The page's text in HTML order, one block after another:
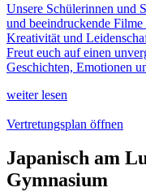
Unsere Schülerinnen und
und beeindruckende
Kreativität und
Freut euch auf einen
Geschichten, Emotionen
weiter lesen
Vertretungsplan öffnen
Japanisch am
Gymnasium